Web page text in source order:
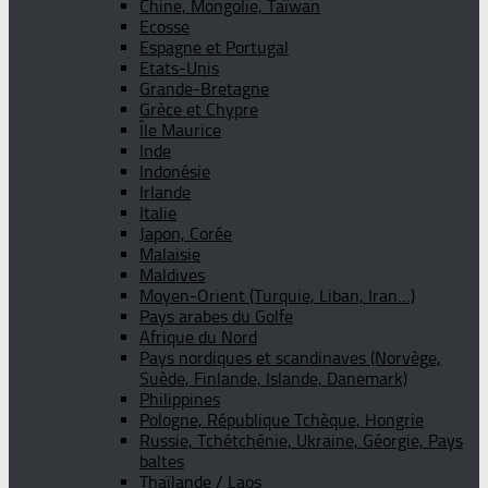
Chine, Mongolie, Taïwan
Ecosse
Espagne et Portugal
Etats-Unis
Grande-Bretagne
Grèce et Chypre
Île Maurice
Inde
Indonésie
Irlande
Italie
Japon, Corée
Malaisie
Maldives
Moyen-Orient (Turquie, Liban, Iran…)
Pays arabes du Golfe
Afrique du Nord
Pays nordiques et scandinaves (Norvège,
Suède, Finlande, Islande, Danemark)
Philippines
Pologne, République Tchèque, Hongrie
Russie, Tchétchénie, Ukraine, Géorgie, Pays
baltes
Thaïlande / Laos